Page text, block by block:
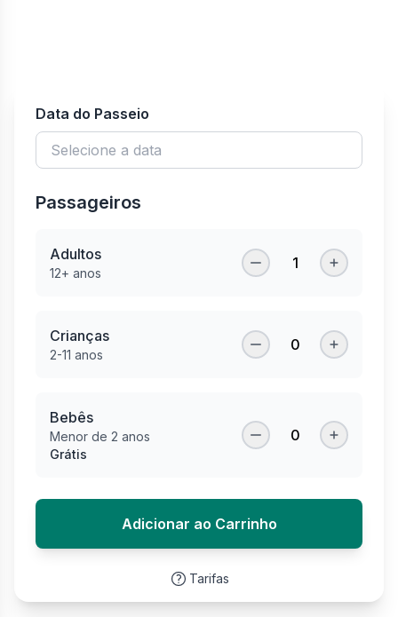
Data do Passeio
Passageiros
Adultos
12+ anos
1
Crianças
2-11 anos
0
Bebês
Menor de 2 anos
Grátis
0
Adicionar ao Carrinho
Tarifas